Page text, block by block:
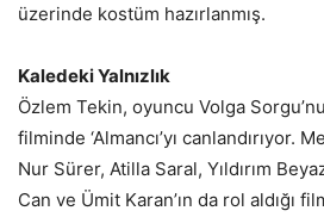
üzerinde kostüm hazırlanmış.
Kaledeki Yalnızlık
Özlem Tekin, oyuncu Volga
filminde ‘Almancı’yı canlandırıyor.
Nur Sürer, Atilla Saral, Yıldırım
Can ve Ümit Karan’ın da rol aldığı